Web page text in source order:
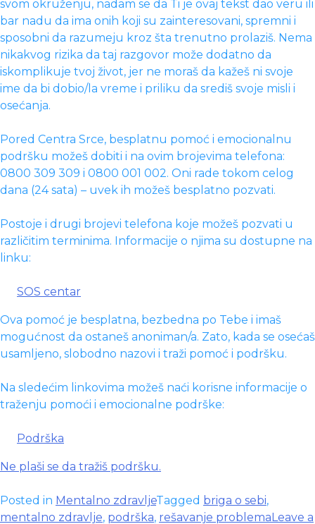
svom okruženju, nadam se da Ti je ovaj tekst dao veru ili
bar nadu da ima onih koji su zainteresovani, spremni i
sposobni da razumeju kroz šta trenutno prolaziš. Nema
nikakvog rizika da taj razgovor može dodatno da
iskomplikuje tvoj život, jer ne moraš da kažeš ni svoje
ime da bi dobio/la vreme i priliku da središ svoje misli i
osećanja.
Pored Centra Srce, besplatnu pomoć i emocionalnu
podršku možeš dobiti i na ovim brojevima telefona:
0800 309 309 i 0800 001 002. Oni rade tokom celog
dana (24 sata) – uvek ih možeš besplatno pozvati.
Postoje i drugi brojevi telefona koje možeš pozvati u
različitim terminima. Informacije o njima su dostupne na
linku:
SOS centar
Ova pomoć je besplatna, bezbedna po Tebe i imaš
mogućnost da ostaneš anoniman/a. Zato, kada se osećaš
usamljeno, slobodno nazovi i traži pomoć i podršku.
Na sledećim linkovima možeš naći korisne informacije o
traženju pomoći i emocionalne podrške:
Podrška
Ne plaši se da tražiš podršku.
Posted in Mentalno zdravljeTagged briga o sebi,
mentalno zdravlje, podrška, rešavanje problemaLeave a